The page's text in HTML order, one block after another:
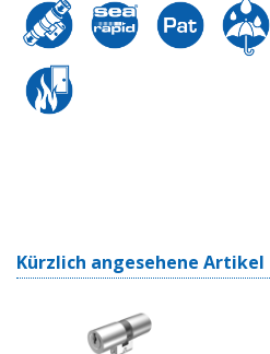
Kürzlich angesehene Artikel